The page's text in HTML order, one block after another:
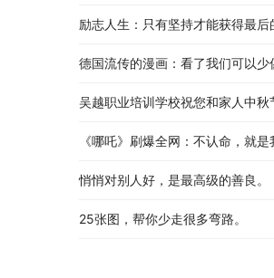
励志人生：只有坚持才能获得最后
德国流传的漫画：看了我们可以少
吴越职业培训学校祝您和家人中秋
《哪吒》刷爆全网：不认命，就是
悄悄对别人好，是最高级的善良。
25张图，帮你少走很多弯路。